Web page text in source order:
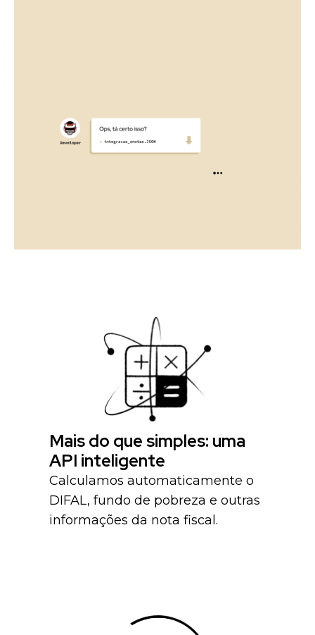
Mais do que simples: uma
API inteligente
Calculamos automaticamente o
DIFAL, fundo de pobreza e outras
informações da nota fiscal.